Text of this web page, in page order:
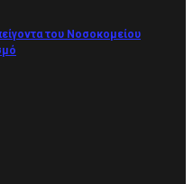
του Νοσοκομείου